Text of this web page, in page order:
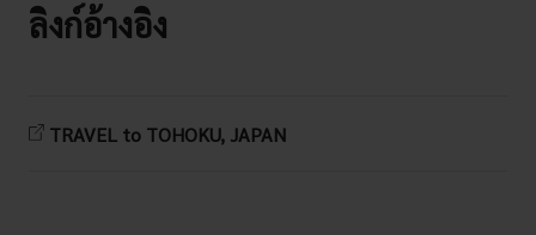
ลิงก์อ้างอิง
TRAVEL to TOHOKU, JAPAN